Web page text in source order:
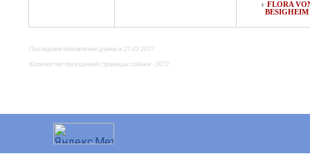
♀ FLORA
BESIGHEIM
Последнее обновление данных 21.03.2017
Количество посещений страницы собаки - 2072